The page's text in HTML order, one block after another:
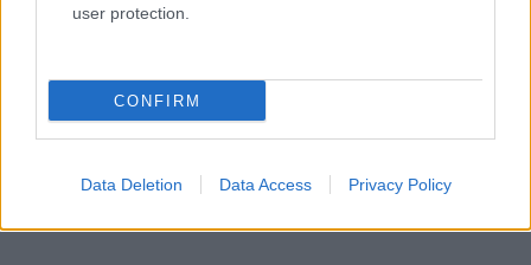
user protection.
CONFIRM
Data Deletion Data Access Privacy Policy
Alpha Bank: Για πρώτη φορά το Αρχαίο Θέατρο Επιδαύρου